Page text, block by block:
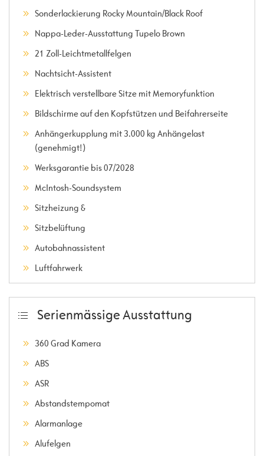
Sonderlackierung Rocky Mountain/Black Roof
Nappa-Leder-Ausstattung Tupelo Brown
21 Zoll-Leichtmetallfelgen
Nachtsicht-Assistent
Elektrisch verstellbare Sitze mit Memoryfunktion
Bildschirme auf den Kopfstützen und Beifahrerseite
Anhängerkupplung mit 3.000 kg Anhängelast
(genehmigt!)
Werksgarantie bis 07/2028
McIntosh-Soundsystem
Sitzheizung &
Sitzbelüftung
Autobahnassistent
Luftfahrwerk
Serienmässige Ausstattung
360 Grad Kamera
ABS
ASR
Abstandstempomat
Alarmanlage
Alufelgen